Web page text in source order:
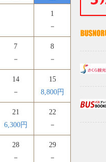
1
－
7
－
8
－
14
－
15
8,800円
21
6,300円
22
－
28
－
29
－